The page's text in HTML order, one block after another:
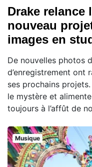
Drake relance
nouveau
images en
De nouvelles photos
d’enregistrement ont
ses prochains
le mystère et
toujours à l’affût de
Musique